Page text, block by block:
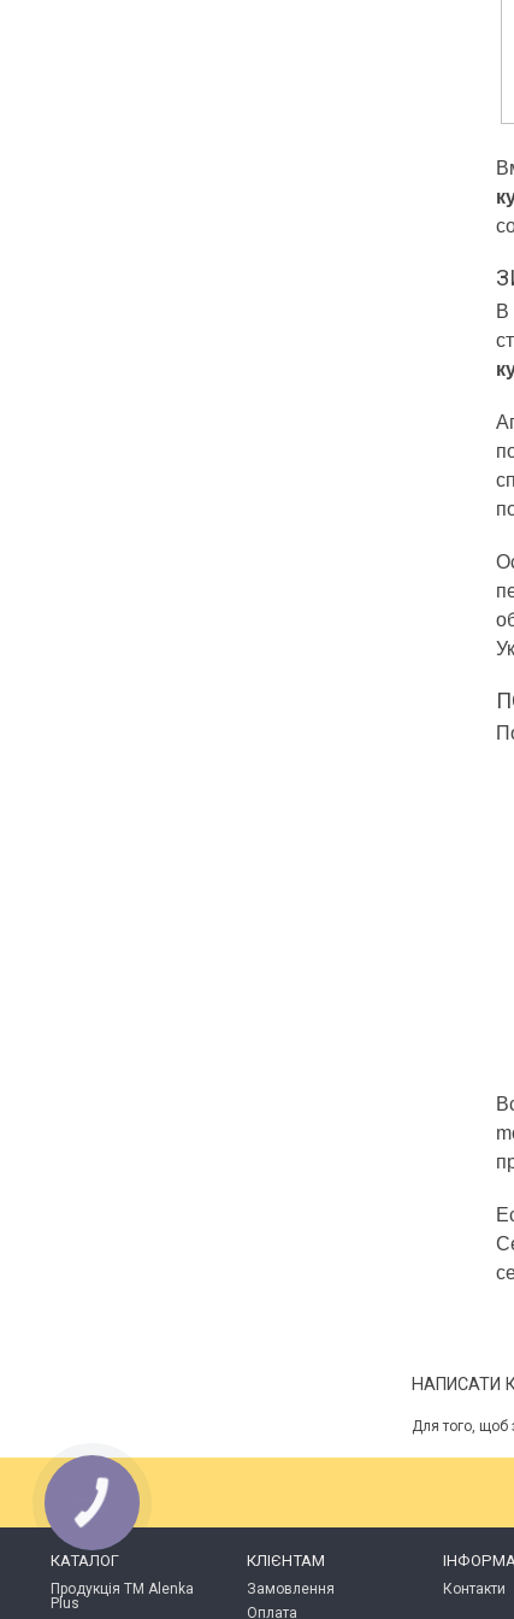
В
НАПИСАТИ
Для того, щоб
КАТАЛОГ
Продукція ТМ Alenka
Plus
КЛІЄНТАМ
Замовлення
Оплата
Контакти